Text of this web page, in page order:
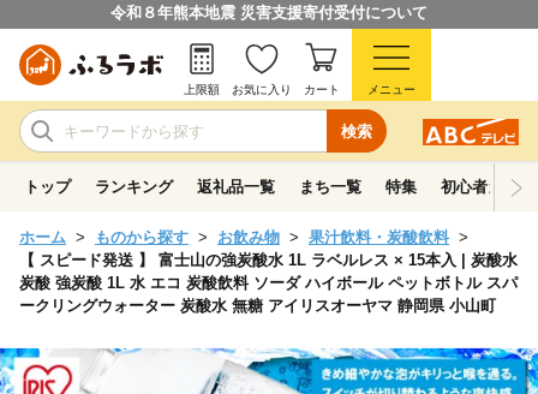
令和８年熊本地震 災害支援寄付受付について
検索
上限額 お気に入り カート メニュー
トップ ランキング 返礼品一覧 まち一覧 特集 初心者ガイド
ホーム ものから探す お飲み物
果汁飲料・炭酸飲料
【 スピード発送 】 富士山の強炭酸水 1L ラベルレス × 15本入 | 炭酸水
炭酸 強炭酸 1L 水 エコ 炭酸飲料 ソーダ ハイボール ペットボトル スパ
ークリングウォーター 炭酸水 無糖 アイリスオーヤマ 静岡県 小山町